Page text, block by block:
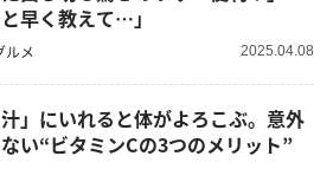
と早く教えて…」
ルメ 2025.04.08
汁」にいれると体がよろこぶ。意外
い“ビタミンCの3つのメリット”